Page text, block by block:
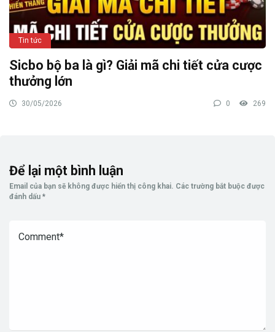
Tin tức
Sicbo bộ ba là gì? Giải mã chi tiết cửa cược
thưởng lớn
30/05/2026 0 269
Để lại một bình luận
Email của bạn sẽ không được hiển thị công khai. Các trường bắt buộc được
đánh dấu *